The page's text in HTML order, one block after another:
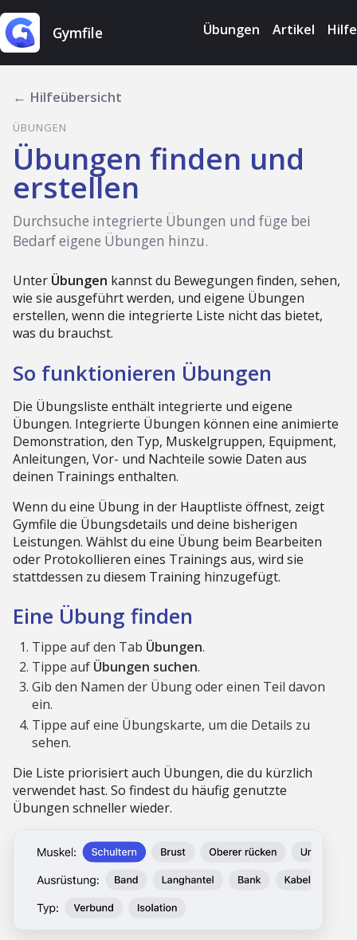
Gymfile Übungen Artikel Hilfe
← Hilfeübersicht
ÜBUNGEN
Übungen finden und
erstellen
Durchsuche integrierte Übungen und füge bei
Bedarf eigene Übungen hinzu.
Unter Übungen kannst du Bewegungen finden, sehen,
wie sie ausgeführt werden, und eigene Übungen
erstellen, wenn die integrierte Liste nicht das bietet,
was du brauchst.
So funktionieren Übungen
Die Übungsliste enthält integrierte und eigene
Übungen. Integrierte Übungen können eine animierte
Demonstration, den Typ, Muskelgruppen, Equipment,
Anleitungen, Vor- und Nachteile sowie Daten aus
deinen Trainings enthalten.
Wenn du eine Übung in der Hauptliste öffnest, zeigt
Gymfile die Übungsdetails und deine bisherigen
Leistungen. Wählst du eine Übung beim Bearbeiten
oder Protokollieren eines Trainings aus, wird sie
stattdessen zu diesem Training hinzugefügt.
Eine Übung finden
Tippe auf den Tab Übungen.
Tippe auf Übungen suchen.
Gib den Namen der Übung oder einen Teil davon
ein.
Tippe auf eine Übungskarte, um die Details zu
sehen.
Die Liste priorisiert auch Übungen, die du kürzlich
verwendet hast. So findest du häufig genutzte
Übungen schneller wieder.